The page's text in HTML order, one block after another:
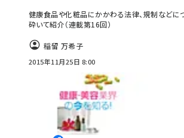
健康食品や化粧品にかかわる法律、規制などに
砕いて紹介（連載第16回）
稲留 万希子
2015年11月25日 8:00